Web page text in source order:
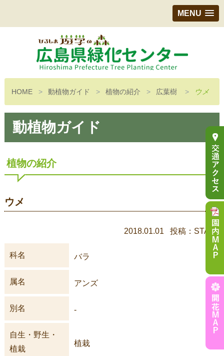
MENU
HOME 動植物ガイド 植物の紹介 広葉樹 ウメ
動植物ガイド
植物の紹介
ウメ
2018.01.01 投稿：STAFF
科名 バラ
属名 アンズ
別名 -
自生・野生・
植栽
植栽